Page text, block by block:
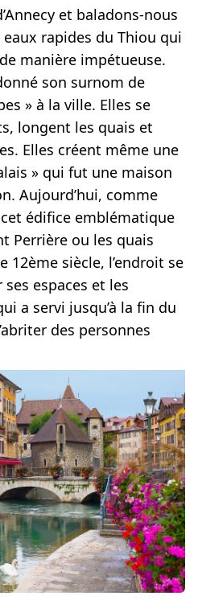
et baladons-nous
rapides du Thiou qui
manière impétueuse.
son surnom de
» à la ville. Elles se
longent les quais et
Elles créent même une
» qui fut une maison
Aujourd’hui, comme
édifice emblématique
Perrière ou les quais
12ème siècle, l’endroit se
espaces et les
a servi jusqu’à la fin du
des personnes